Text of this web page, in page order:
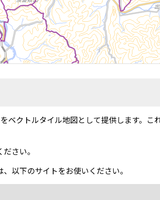
をベクトルタイル地図として提供します。
さい。
以下のサイトをお使いください。